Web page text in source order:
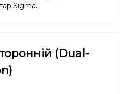
Sigma.
(Dual-